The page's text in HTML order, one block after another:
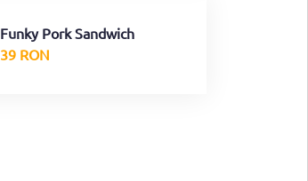
Funky Pork Sandwich
39 RON